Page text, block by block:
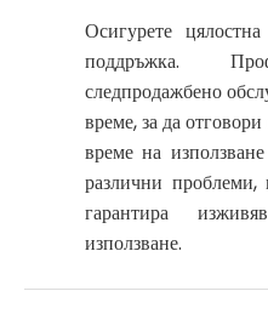
Осигурете
поддръжка.
следпродажбено
време, за да
време на
различни
гарантира
използване.